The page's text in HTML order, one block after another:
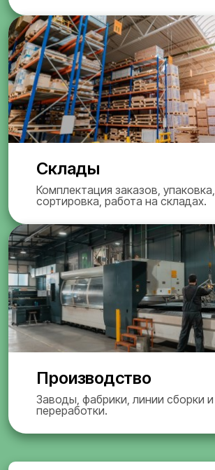
Склады
Комплектация заказов, упаковка,
сортировка, работа на складах.
Производство
Заводы, фабрики, линии сборки и
переработки.